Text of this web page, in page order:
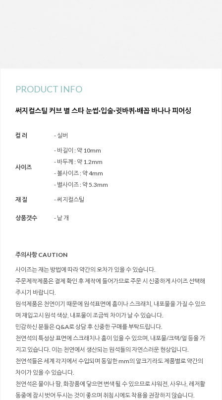
PRODUCT INFO
써지컬스틸 커브 별 스타 눈썹·입술·귓바퀴·배꼽 바나나 피어싱
컬 러 - 실버
사이즈
- 바길이 : 약 10mm
- 바두께 : 약 1.2mm
- 볼사이즈 : 약 4mm
- 별사이즈 : 약 5.3mm
재 질
- 써지컬스틸
상품갯수 - 낱 개
주의사항 CAUTION
사이즈는 재는 방법에 따라 약간의 오차가 있을 수 있습니다.
주문제작제품은 결제 확인 후 제작에 들어가므로 주문 시 신중하게 사이즈 선택해
주시기 바랍니다.
원석제품은 천연이기 때문에 원석표면에 흠이나 스크래치, 내포물을 가질 수 있으
며 재입고시 원석 색상, 내포물이 조금씩 차이가 날 수 있습니다.
민감하신 분들은 Q&A로 상담 후 신중한 구매를 부탁드립니다.
천연석의 특성상 표면에 스크래치나 흠이 있을 수 있으며, 내포물/크랙/얼 등을 가
지고 있습니다. 이는 천연에서 생산되는 원석들의 자연스러운 현상입니다.
천연석들은 세계 각지에서 수입되며 동일한 mm의 알크기라도 제품별로 약간의
차이가 있을 수 있습니다.
천연석은 물이나 땀, 화장품에 닿으면 변색 될 수 있으므로 샤워전, 사우나, 레저활
동중에 잠시 벗어 두시는 것이 좋으며 취침시에도 착용을 권장하지 않습니다.